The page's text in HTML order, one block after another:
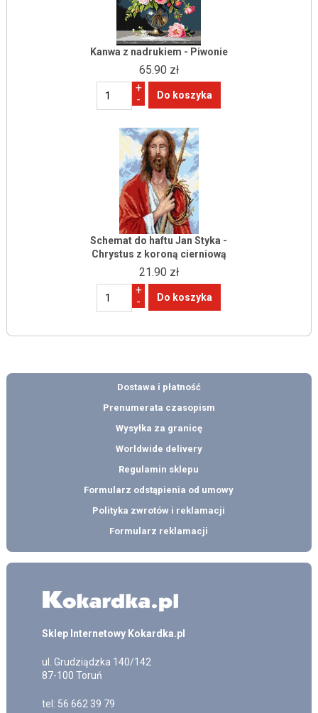
Kanwa z nadrukiem - Piwonie
65.90 zł
+
-
Schemat do haftu Jan Styka -
Chrystus z koroną cierniową
21.90 zł
+
-
Dostawa i płatność
Prenumerata czasopism
Wysyłka za granicę
Worldwide delivery
Regulamin sklepu
Formularz odstąpienia od umowy
Polityka zwrotów i reklamacji
Formularz reklamacji
Sklep Internetowy Kokardka.pl
ul. Grudziądzka 140/142
87-100 Toruń
tel: 56 662 39 79